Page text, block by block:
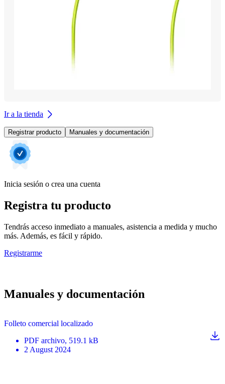
Ir a la tienda
Registrar producto Manuales y documentación
Inicia sesión o crea una cuenta
Registra tu producto
Tendrás acceso inmediato a manuales, asistencia a medida y mucho
más. Además, es fácil y rápido.
Registrarme
Manuales y documentación
Folleto comercial localizado
PDF archivo, 519.1 kB
2 August 2024